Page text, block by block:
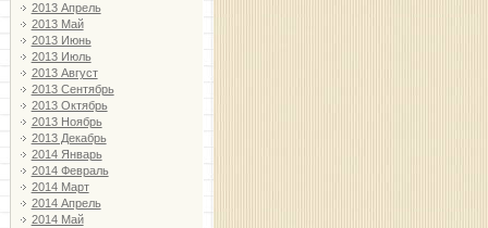
2013 Апрель
2013 Май
2013 Июнь
2013 Июль
2013 Август
2013 Сентябрь
2013 Октябрь
2013 Ноябрь
2013 Декабрь
2014 Январь
2014 Февраль
2014 Март
2014 Апрель
2014 Май